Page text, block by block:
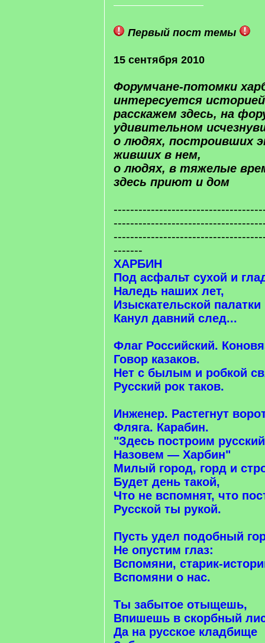
Первый пост темы
15 сентября 2010
Форумчане-потомки
интересуется
расскажем здесь, на
удивительном
о людях, построивших
живших в нем,
о людях, в тяжелые
здесь приют и дом
-------
ХАРБИН
Под асфальт сухой и
Наледь наших лет,
Изыскательской палатки
Канул давний след...
Флаг Российский.
Говор казаков.
Нет с былым и робкой
Русский рок таков.
Инженер. Растегнут
Фляга. Карабин.
"Здесь построим
Назовем — Харбин"
Милый город, горд и
Будет день такой,
Что не вспомнят, что
Русской ты рукой.
Пусть удел подобный
Не опустим глаз:
Вспомяни, старик-
Вспомяни о нас.
Ты забытое отыщешь,
Впишешь в скорбный
Да на русское кладбище